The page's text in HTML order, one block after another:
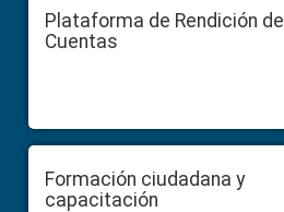
Plataforma de Rendición de
Cuentas
Formación ciudadana y
capacitación